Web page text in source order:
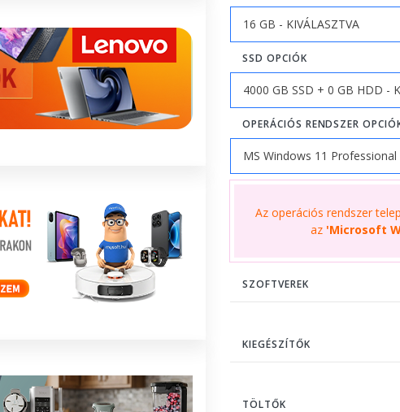
SSD OPCIÓK
OPERÁCIÓS RENDSZER
Az operációs rendszer
az 'Microsoft
SZOFTVEREK
KIEGÉSZÍTŐK
TÖLTŐK